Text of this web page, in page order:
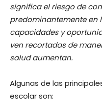
significa el riesgo de
predominantemente en
capacidades y
ven recortadas de
salud aumentan.
Algunas de las
escolar son: